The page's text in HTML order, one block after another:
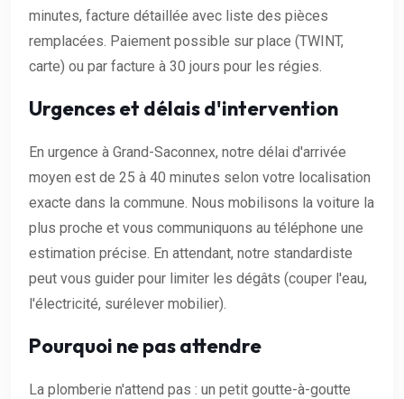
minutes, facture détaillée avec liste des pièces
remplacées. Paiement possible sur place (TWINT,
carte) ou par facture à 30 jours pour les régies.
Urgences et délais d'intervention
En urgence à Grand-Saconnex, notre délai d'arrivée
moyen est de 25 à 40 minutes selon votre localisation
exacte dans la commune. Nous mobilisons la voiture la
plus proche et vous communiquons au téléphone une
estimation précise. En attendant, notre standardiste
peut vous guider pour limiter les dégâts (couper l'eau,
l'électricité, surélever mobilier).
Pourquoi ne pas attendre
La plomberie n'attend pas : un petit goutte-à-goutte